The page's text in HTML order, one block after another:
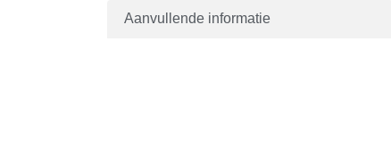
Aanvullende informatie